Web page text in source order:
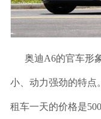
奥迪A6的官车形
小、动力强劲的特点。
租车一天的价格是